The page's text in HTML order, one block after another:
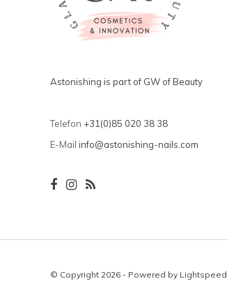
Astonishing is part of GW of Beauty
Telefon +31(0)85 020 38 38
E-Mail info@astonishing-nails.com
© Copyright 2026 - Powered by Lightspeed